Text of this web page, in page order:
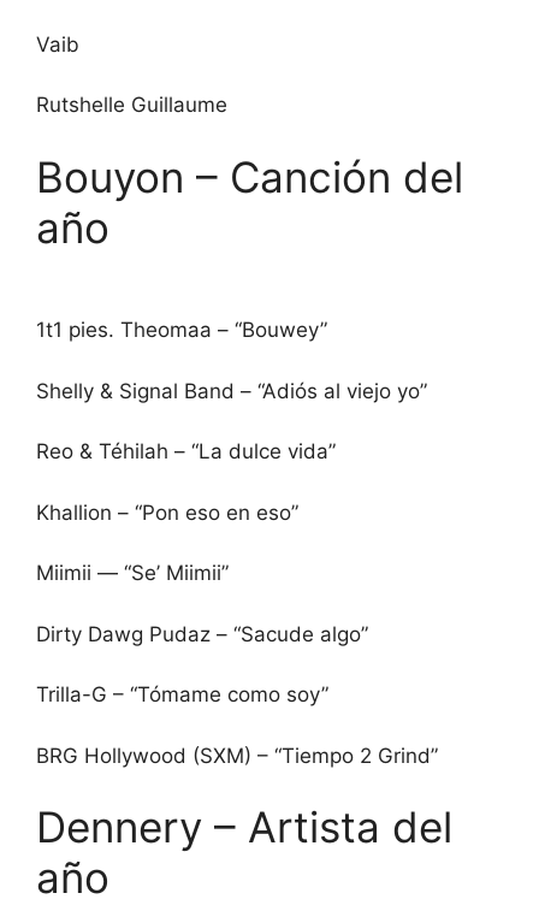
Vaib
Rutshelle Guillaume
Bouyon – Canción del
año
1t1 pies. Theomaa – “Bouwey”
Shelly & Signal Band – “Adiós al viejo yo”
Reo & Téhilah – “La dulce vida”
Khallion – “Pon eso en eso”
Miimii — “Se’ Miimii”
Dirty Dawg Pudaz – “Sacude algo”
Trilla-G – “Tómame como soy”
BRG Hollywood (SXM) – “Tiempo 2 Grind”
Dennery – Artista del
año